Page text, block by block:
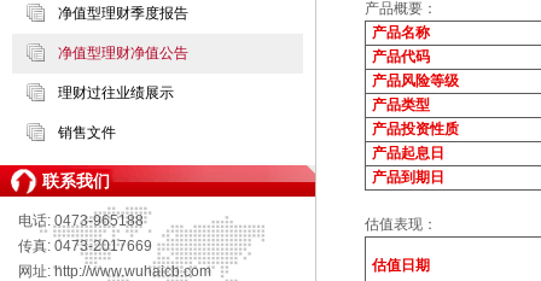
净值型理财季度报告
净值型理财净值公告
理财过往业绩展示
销售文件
联系我们
电话: 0473-965188
传真: 0473-2017669
网址: http://www.wuhaicb.com
产品概要：
产品名称
产品代码
产品风险等级
产品类型
产品投资性质
产品起息日
产品到期日
估值表现：
估值日期